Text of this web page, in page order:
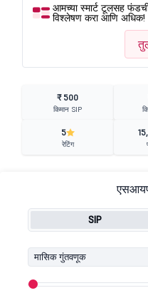
आमच्या स्मार्ट टूलसह
विश्लेषण करा आणि अधिक!
₹ 500
किमान SIP
5
रेटिंग
SIP
मासिक गुंतवणूक